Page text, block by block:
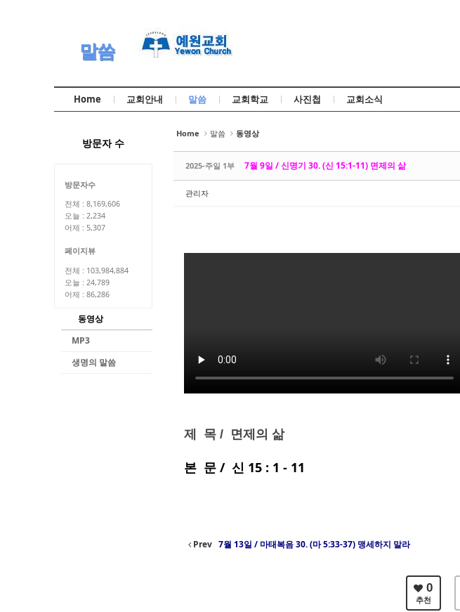
말씀
Home 교회안내 말씀 교회학교 사진첩 교회소식
방문자 수
방문자수
전체 : 8,169,606
오늘 : 2,234
어제 : 5,307
페이지뷰
전체 : 103,984,884
오늘 : 24,789
어제 : 86,286
동영상
MP3
생명의 말씀
Home 말씀 동영상
2025-주일 1부 7월 9일 / 신명기 30. (신 15:1-11) 면제의 삶
관리자
제 목 / 면제의 삶
본 문 / 신 15 : 1 - 11
Prev 7월 13일 / 마태복음 30. (마 5:33-37) 맹세하지 말라
0
추천
Sketchbook5, 스케치북5
Sketchbook5, 스케치북5
Sketchbook5, 스케치북5
Sketchbook5, 스케치북5